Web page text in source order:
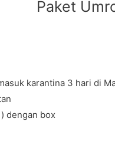
Paket
karantina 3 hari di
dengan box